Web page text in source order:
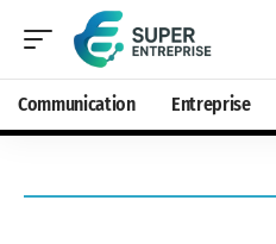
Communication Entreprise